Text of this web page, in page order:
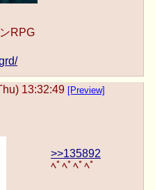
RPG
13:32:49 [Preview]
>>135892
ﾍﾟﾍﾟﾍﾟﾍﾟ